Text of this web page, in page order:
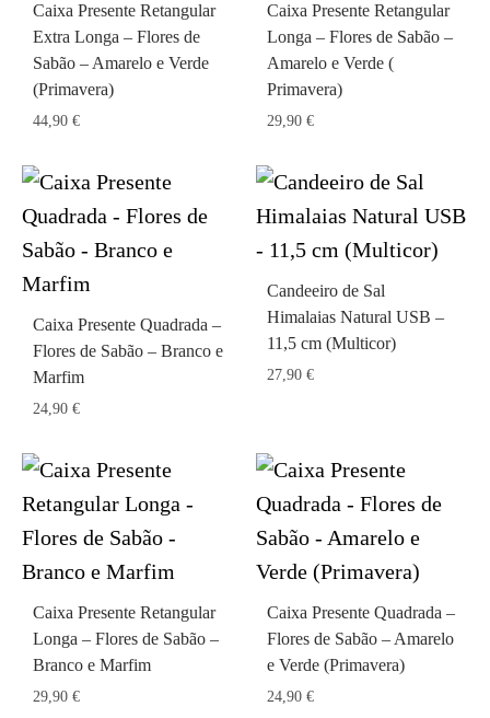
Caixa Presente Retangular
Extra Longa – Flores de
Sabão – Amarelo e Verde
(Primavera)
44,90 €
Caixa Presente Retangular
Longa – Flores de Sabão –
Amarelo e Verde (
Primavera)
29,90 €
Caixa Presente Quadrada –
Flores de Sabão – Branco e
Marfim
24,90 €
Candeeiro de Sal
Himalaias Natural USB –
11,5 cm (Multicor)
27,90 €
Caixa Presente Retangular
Longa – Flores de Sabão –
Branco e Marfim
29,90 €
Caixa Presente Quadrada –
Flores de Sabão – Amarelo
e Verde (Primavera)
24,90 €